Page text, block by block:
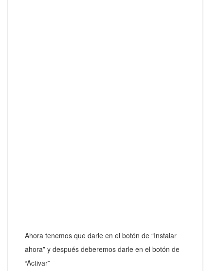
Ahora tenemos que darle en el botón de “Instalar
ahora” y después deberemos darle en el botón de
“Activar”